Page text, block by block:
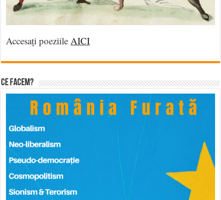
Accesați poeziile AICI
Ce facem?